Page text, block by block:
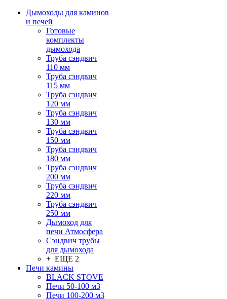
Дымоходы для каминов
и печей
Готовые
комплекты
дымохода
Труба сэндвич
110 мм
Труба сэндвич
115 мм
Труба сэндвич
120 мм
Труба сэндвич
130 мм
Труба сэндвич
150 мм
Труба сэндвич
180 мм
Труба сэндвич
200 мм
Труба сэндвич
220 мм
Труба сэндвич
250 мм
Дымоход для
печи Атмосфера
Сэндвич трубы
для дымохода
+ ЕЩЕ 2
Печи камины
BLACK STOVE
Печи 50-100 м3
Печи 100-200 м3